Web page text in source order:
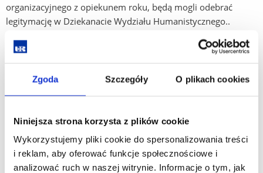
Zgoda Szczegóły O plikach cookies
Niniejsza strona korzysta z plików cookie
Wykorzystujemy pliki cookie do spersonalizowania treści
i reklam, aby oferować funkcje społecznościowe i
analizować ruch w naszej witrynie. Informacje o tym, jak
organizacyjnego z opiekunem roku, będą mogli odebrać
legitymację w Dziekanacie Wydziału Humanistycznego..
instrukcją:
wejść na stronę konto.ur.edu.pl i kliknąć „Wyślij hasło na
adres e-mail”